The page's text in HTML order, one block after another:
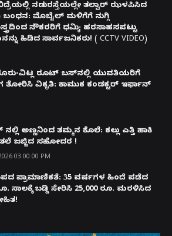
ನಡುರಸ್ತೆಯಲ್ಲೇ ತಲ್ವಾರ್ ಝಳಪಿಸಿದ
ಬಂಧನ: ಮೊಬೈಲ್ ಮಳಿಗೆಗೆ ನುಗ್ಗಿ
ನೌಕರರಿಗೆ ಧಮ್ಕಿ; ಹರಸಾಹಸಪಟ್ಟು
ಹಿಡಿದ ಸಾರ್ವಜನಿಕರು! ( CCTV VIDEO)
ವಿಟ್ಲ ರೂಟ್ ಬಸ್‌ನಲ್ಲಿ ಯುವತಿಯರಿಗೆ
ತೋರಿಸಿ ವಿಕೃತಿ: ಕಾಮುಕ ಕಂಡಕ್ಟರ್ ಇರ್ಫಾನ್
ನಲ್ಲಿ ಅಣ್ಣನಿಂದ ತಮ್ಮನ ಕೊಲೆ: ಕಲ್ಲು ಎತ್ತಿ ಹಾಕಿ
ಜಜ್ಜಿದ ಸಹೋದರ !
03:00:00 PM
ಪ್ರಾಮಾಣಿಕತೆ: 35 ವರ್ಷಗಳ ಹಿಂದೆ ಪಡೆದ
ಸಾಲಕ್ಕೆ ಬಡ್ಡಿ ಸೇರಿಸಿ 25,000 ರೂ. ಮರಳಿಸಿದ